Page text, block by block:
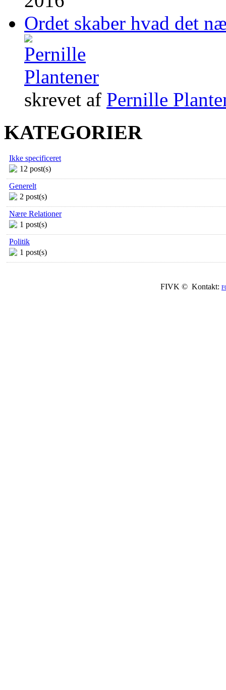
Ordet skaber hvad det
skrevet af Pernille
KATEGORIER
Ikke specificeret
12 post(s)
Generelt
2 post(s)
Nære Relationer
1 post(s)
Politik
1 post(s)
FIVK © Kontakt: